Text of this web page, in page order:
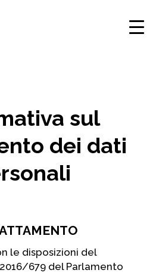
sul
dei dati
le disposizioni del
679 del Parlamento